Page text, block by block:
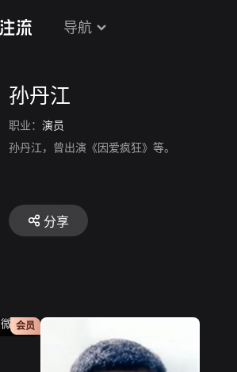
导航
孙丹江
职业： 演员
孙丹江，曾出演《因爱疯狂》等。
分享
微电影
会员